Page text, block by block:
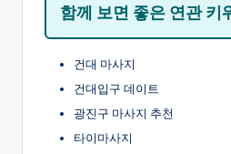
함께 보면 좋은 연관 키
건대 마사지
건대입구 데이트
광진구 마사지 추천
타이마사지